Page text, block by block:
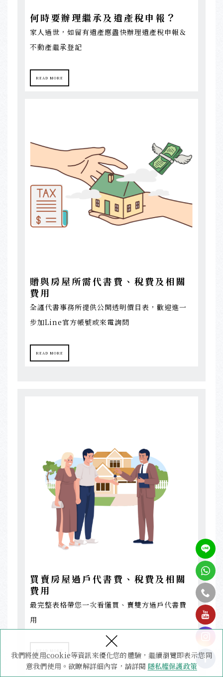
我們將使用cookie等資訊來優化您的體驗，繼續瀏覽即表示您同
意我們使用。欲瞭解詳細內容，請詳閱 隱私權保護政策
×
何時要辦理繼承及遺產稅申報 ？
家人過世，如留有遺產應盡快辦理遺產稅申報＆
不動產繼承登記
READ MORE
贈與房屋所需代書費、稅費及相關
費用
全謹代書事務所提供公開透明價目表，歡迎進一
步加Line官方帳號或來電詢問
READ MORE
買賣房屋過戶代書費、稅費及相關
費用
最完整表格帶您一次看懂買、賣雙方過戶代書費
用
READ MORE
tel